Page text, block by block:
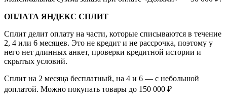
ОПЛАТА ЯНДЕКС СПЛИТ
Сплит делит оплату на части, которые списываются в течение
2, 4 или 6 месяцев. Это не кредит и не рассрочка, поэтому у
него нет длинных анкет, проверки кредитной истории и
скрытых условий.
Сплит на 2 месяца бесплатный, на 4 и 6 — с небольшой
доплатой. Можно покупать товары до 150 000 ₽